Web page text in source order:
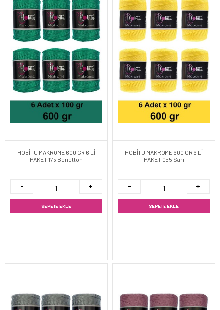
HOBİTU MAKROME 600 GR 6 Lİ
PAKET 175 Benetton
SEPETE EKLE
HOBİTU MAKROME 600 GR 6 Lİ
PAKET 055 Sarı
SEPETE EKLE